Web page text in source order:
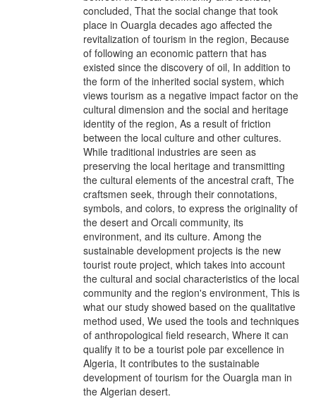
concluded, That the social change that took
place in Ouargla decades ago affected the
revitalization of tourism in the region, Because
of following an economic pattern that has
existed since the discovery of oil, In addition to
the form of the inherited social system, which
views tourism as a negative impact factor on the
cultural dimension and the social and heritage
identity of the region, As a result of friction
between the local culture and other cultures.
While traditional industries are seen as
preserving the local heritage and transmitting
the cultural elements of the ancestral craft, The
craftsmen seek, through their connotations,
symbols, and colors, to express the originality of
the desert and Orcali community, its
environment, and its culture. Among the
sustainable development projects is the new
tourist route project, which takes into account
the cultural and social characteristics of the local
community and the region's environment, This is
what our study showed based on the qualitative
method used, We used the tools and techniques
of anthropological field research, Where it can
qualify it to be a tourist pole par excellence in
Algeria, It contributes to the sustainable
development of tourism for the Ouargla man in
the Algerian desert.